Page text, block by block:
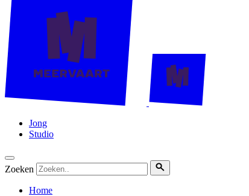
Jong
Studio
Zoeken
Home